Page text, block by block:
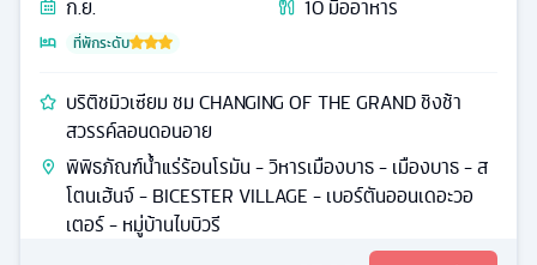
ก.ย.
10มื้ออาหาร
ที่พักระดับ
บริติชมิวเซียม ชม CHANGING OF THE GRAND ชิงช้า
สวรรค์ลอนดอนอาย
พิพิธภัณฑ์น้ำแร่ร้อนโรมัน - วิหารเมืองบาธ - เมืองบาธ - ส
โตนเฮ้นจ์ - BICESTER VILLAGE - เบอร์ตันออนเดอะวอ
เตอร์ - หมู่บ้านไบบิวรี